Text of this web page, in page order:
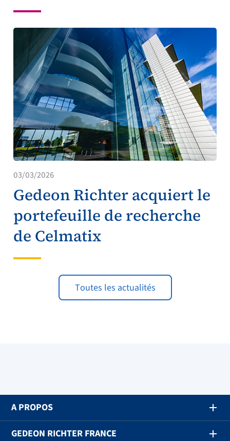
03/03/2026
Gedeon Richter acquiert le
portefeuille de recherche
de Celmatix
Toutes les actualités
A PROPOS
GEDEON RICHTER FRANCE